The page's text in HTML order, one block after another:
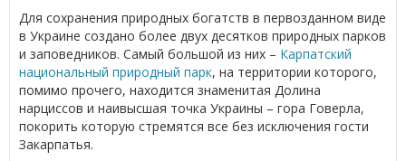
Для сохранения природных богатств в первозданном виде
в Украине создано более двух десятков природных парков
и заповедников. Самый большой из них – Карпатский
национальный природный парк, на территории которого,
помимо прочего, находится знаменитая Долина
нарциссов и наивысшая точка Украины – гора Говерла,
покорить которую стремятся все без исключения гости
Закарпатья.